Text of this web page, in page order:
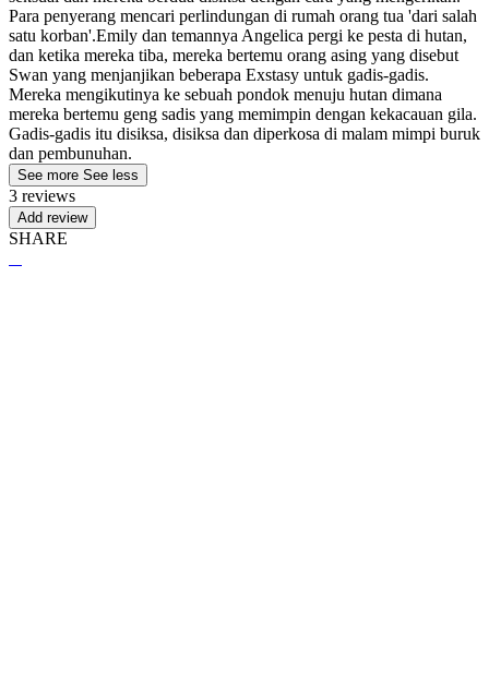
Para penyerang mencari perlindungan di rumah orang tua 'dari salah
satu korban'.Emily dan temannya Angelica pergi ke pesta di hutan,
dan ketika mereka tiba, mereka bertemu orang asing yang disebut
Swan yang menjanjikan beberapa Exstasy untuk gadis-gadis.
Mereka mengikutinya ke sebuah pondok menuju hutan dimana
mereka bertemu geng sadis yang memimpin dengan kekacauan gila.
Gadis-gadis itu disiksa, disiksa dan diperkosa di malam mimpi buruk
dan pembunuhan.
See more See less
3 reviews
Add review
SHARE